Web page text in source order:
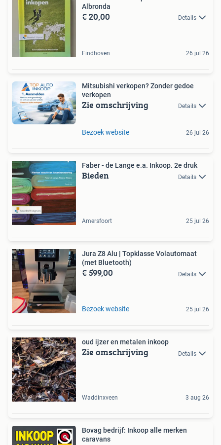
Albronda
€ 20,00 Details
Eindhoven 26 jul 26
Mitsubishi verkopen? Zonder gedoe
verkopen
Zie omschrijving Details
Bezoek website 26 jul 26
Faber - de Lange e.a. Inkoop. 2e druk
Bieden Details
Amersfoort 25 jul 26
Jura Z8 Alu | Topklasse Volautomaat
(met Bluetooth)
€ 599,00 Details
Bezoek website 25 jul 26
oud ijzer en metalen inkoop
Zie omschrijving Details
Waddinxveen 3 aug 26
Bovag bedrijf: Inkoop alle merken
caravans